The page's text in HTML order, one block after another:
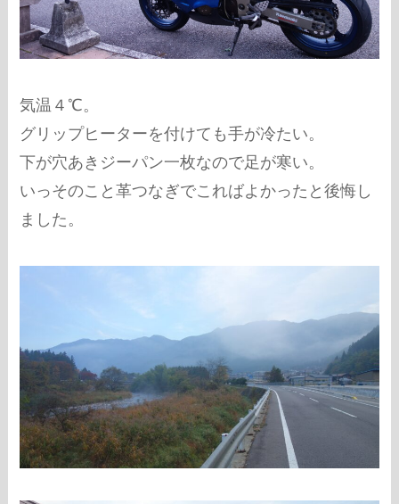
気温４℃。
グリップヒーターを付けても手が冷たい。
下が穴あきジーパン一枚なので足が寒い。
いっそのこと革つなぎでこればよかったと後悔し
ました。